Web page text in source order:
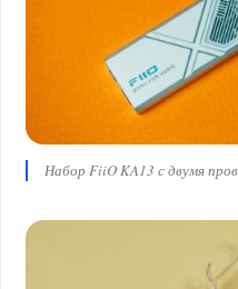
Набор FiiO KA13 с двумя